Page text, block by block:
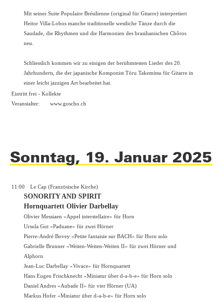
Mit seiner Suite Populaire Brésilienne (original für Gitarre) interpretiert
Heitor Villa-Lobos manche traditionelle westliche Tänze durch die
Saudade, die Rhythmen und die Harmonien des brasilianischen Chôros
neu.
Schliesslich kommen wir zu einigen der berühmtesten Lieder des 20.
Jahrhunderts, die der japanische Komponist Tōru Takemitsu für Gitarre in
einer leicht jazzigen Art bearbeitet hat.
Eintritt frei - Kollekte
Veranstalter:
www.goscho.ch
Sonntag, 19. Januar 2025
11:00 Le Cap (Französische Kirche)
SONORITY AND SPIRIT
Hornquartett Olivier Darbellay
Olivier Messiaen «Appel interstellaire» für Horn
Ursula Gut «Paduane» für zwei Hörner
Pierre-André Bovey «Petite fantaisie sur BACH» für Horn solo
Gabrielle Brunner «Weiten-Weiten-Weiten II» für zwei Hörner und
Alphorn
Jean-Luc Darbellay «Vivace» für Hornquartett
Hans Eugen Frischknecht «Miniatur über d-a-b-e» für Horn solo
Daniel Andres «Aubade II» für vier Hörner (UA)
Markus Hofer «Miniatur über d-a-b-e» für Horn solo